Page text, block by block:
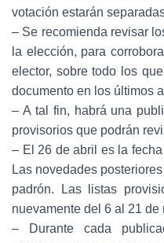
votación estarán
– Se recomienda revisar
la elección, para
elector, sobre todo los
documento en los últimos
– A tal fin, habrá una
provisorios que podrán
– El 26 de abril es la
Las novedades
padrón. Las listas
nuevamente del 6 al 21 de
– Durante cada